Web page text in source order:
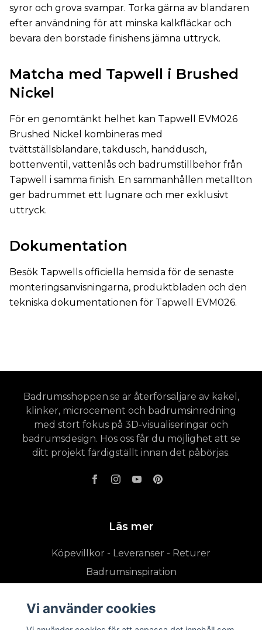
syror och grova svampar. Torka gärna av blandaren
efter användning för att minska kalkfläckar och
bevara den borstade finishens jämna uttryck.
Matcha med Tapwell i Brushed
Nickel
För en genomtänkt helhet kan Tapwell EVM026
Brushed Nickel kombineras med
tvättställsblandare, takdusch, handdusch,
bottenventil, vattenlås och badrumstillbehör från
Tapwell i samma finish. En sammanhållen metallton
ger badrummet ett lugnare och mer exklusivt
uttryck.
Dokumentation
Besök Tapwells officiella hemsida för de senaste
monteringsanvisningarna, produktbladen och den
tekniska dokumentationen för Tapwell EVM026.
Badrumsshoppen.se är återförsäljare av kakel,
klinker, microcement och badrumsinredning
med stort fokus på 3D-visualiseringar och
badrumsdesign. Hos oss får du möjlighet att se
ditt projekt färdigställt innan det påbörjas.
Läs mer
Köpevillkor - Leveranser - Returer
Badrumsinspiration
Vi använder cookies